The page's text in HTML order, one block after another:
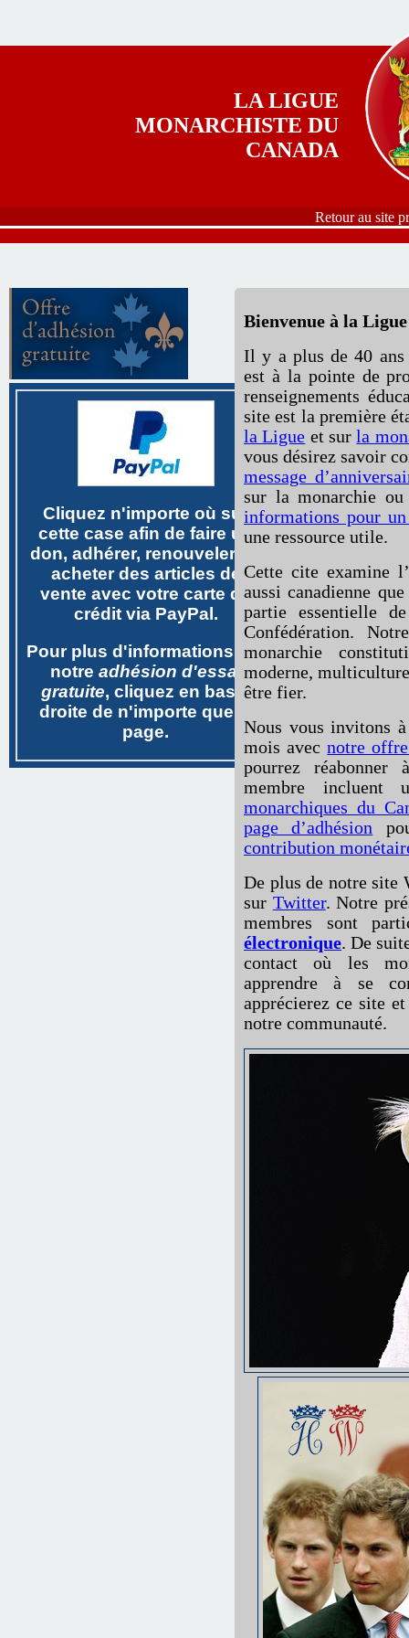
LA LIGUE
MONARCHISTE DU
CANADA
Retour au site
Cliquez n'importe où sur
cette case afin de faire un
don, adhérer, renouveler ou
acheter des articles de
vente avec votre carte de
crédit via PayPal.
Pour plus d'informations sur
notre adhésion d'essai
gratuite, cliquez en bas à
droite de n'importe quelle
page.
Bienvenue à la
Il y a plus de 40 ans
est à la pointe de
renseignements
site est la première
la Ligue et surla
vous désirez savoir
message
sur la monarchie
informations pour
une ressource utile.
Cette cite examine
aussi canadienne
partie essentielle
Confédération.
monarchie
moderne,
être fier.
Nous vous invitons
mois avecnotre
pourrez réabonner
membre incluent
monarchiques du
page d’adhésion
contribution
De plus de notre site
sur Twitter. Notre
membres sont
électronique. De
contact où les
apprendre à se
apprécierez ce site
notre communauté.